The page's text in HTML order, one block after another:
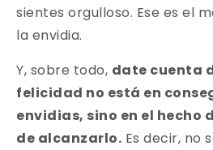
sientes orgulloso. Ese es el
la envidia.
Y, sobre todo, date cuenta
felicidad no está en
envidias, sino en el hecho
de alcanzarlo. Es decir, no